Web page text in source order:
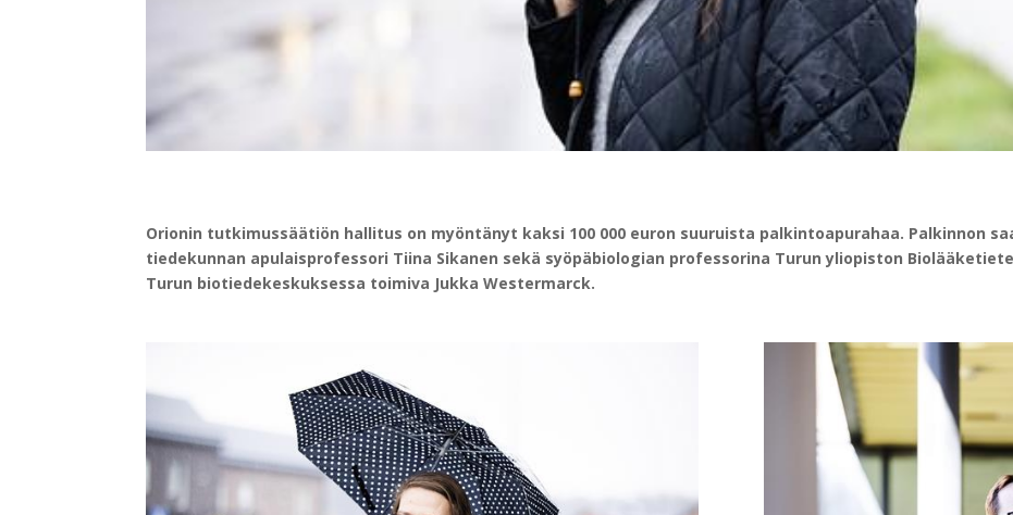
Orionin tutkimussäätiön hallitus on myöntänyt kaksi 100 000 euron suuruista palkintoapurahaa. Palkinnon
tiedekunnan apulaisprofessori Tiina Sikanen sekä syöpäbiologian professorina Turun yliopiston
Turun biotiedekeskuksessa toimiva Jukka Westermarck.